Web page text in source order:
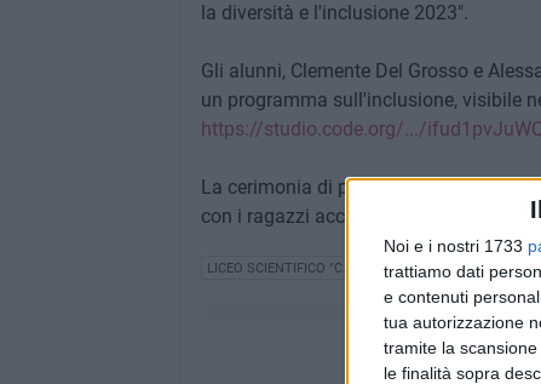
Noi e i nostri 1733
trattiamo dati
e contenuti
tua autorizzazione
tramite la
le finalità sopra
la diversità e l'inclusione 2023".
Gli alunni, Clemente Del Grosso e
un programma sull'inclusione, visibile
https://studio.code.org/.../
La cerimonia di premiazione si è
con i ragazzi accompagnati dal
LICEO SCIENTIFICO "C. CAFIERO"